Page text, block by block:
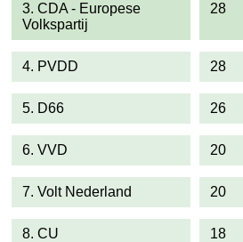
3. CDA - Europese
Volkspartij
28
4. PVDD 28
5. D66 26
6. VVD 20
7. Volt Nederland 20
8. CU 18